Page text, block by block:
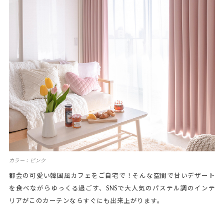
カラー：ピンク
都会の可愛い韓国風カフェをご自宅で！そんな空間で甘いデザート
を食べながらゆっくる過ごす、SNSで大人気のパステル調のインテ
リアがこのカーテンならすぐにも出来上がります。